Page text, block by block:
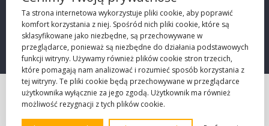
Przechodząc dalej,
akceptujeszpolity
kę prywatności
Projekt strony
©2026 Robie Sp. z o.o.
Ta strona internetowa wykorzystuje pliki cookie, aby poprawić
komfort korzystania z niej. Spośród nich pliki cookie, które są
sklasyfikowane jako niezbędne, są przechowywane w
przeglądarce, ponieważ są niezbędne do działania podstawowych
funkcji witryny. Używamy również plików cookie stron trzecich,
które pomagają nam analizować i rozumieć sposób korzystania z
tej witryny. Te pliki cookie będą przechowywane w przeglądarce
użytkownika wyłącznie za jego zgodą. Użytkownik ma również
możliwość rezygnacji z tych plików cookie.